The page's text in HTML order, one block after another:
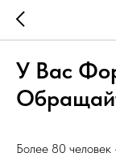
У Вас
Более 80 человек